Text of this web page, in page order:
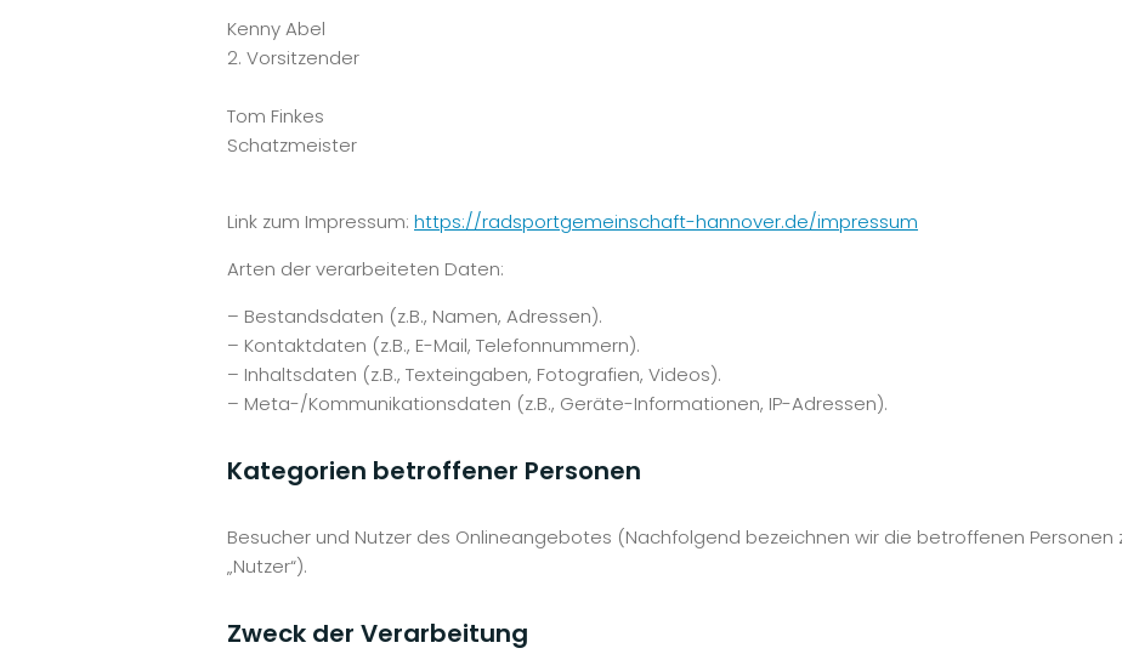
Kenny Abel
2. Vorsitzender
Tom Finkes
Schatzmeister
Link zum Impressum: https://radsportgemeinschaft-hannover.de/impressum
Arten der verarbeiteten Daten:
– Bestandsdaten (z.B., Namen, Adressen).
– Kontaktdaten (z.B., E-Mail, Telefonnummern).
– Inhaltsdaten (z.B., Texteingaben, Fotografien, Videos).
– Meta-/Kommunikationsdaten (z.B., Geräte-Informationen, IP-Adressen).
Kategorien betroffener Personen
Besucher und Nutzer des Onlineangebotes (Nachfolgend bezeichnen wir die betroffenen
„Nutzer“).
Zweck der Verarbeitung